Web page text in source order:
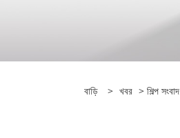
বাড়ি > খবর > শিল্প সংবাদ